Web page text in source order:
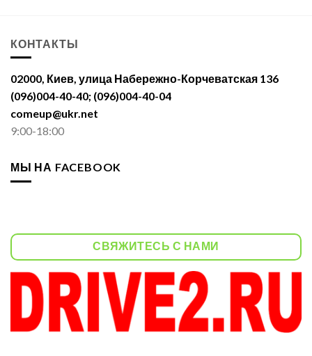
КОНТАКТЫ
02000, Киев, улица Набережно-Корчеватская 136
(096)004-40-40; (096)004-40-04
comeup@ukr.net
9:00-18:00
МЫ НА FACEBOOK
СВЯЖИТЕСЬ С НАМИ